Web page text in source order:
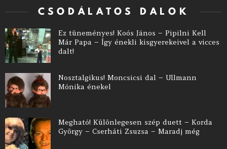
CSODÁLATOS DALOK
Ez tüneményes! Koós János – Pipilni Kell
Már Papa – Így énekli kisgyerekeivel a vicces
dalt!
Nosztalgikus! Moncsicsi dal – Ullmann
Mónika énekel
Megható! Különlegesen szép duett – Korda
György – Cserháti Zsuzsa – Maradj még